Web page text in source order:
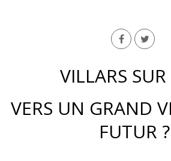
VILLARS
VERS UN GRAND
FUTUR ?